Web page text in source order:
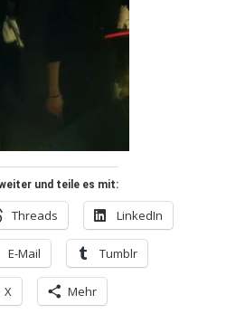
und teile es mit:
Threads LinkedIn
E-Mail Tumblr
X Mehr